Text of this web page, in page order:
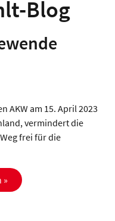
Blog
AKW am 15. April 2023
vermindert die
frei für die
»